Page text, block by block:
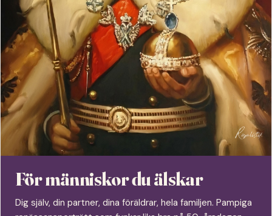
För människor du älskar
Dig själv, din partner, dina föräldrar, hela familjen. Pampiga